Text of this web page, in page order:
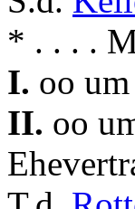
* . . . .
I. oo
II. oo